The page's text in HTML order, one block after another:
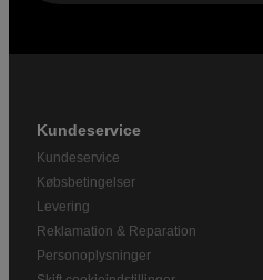
Kundeservice
Kundeservice
Købsbetingelser
Levering
Reklamation & Reparation
Personoplysninger